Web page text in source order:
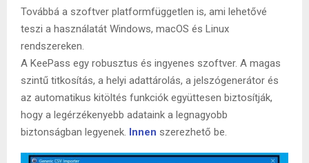
Továbbá a szoftver platformfüggetlen is, ami lehetővé
teszi a használatát Windows, macOS és Linux
rendszereken.
A KeePass egy robusztus és ingyenes szoftver. A magas
szintű titkosítás, a helyi adattárolás, a jelszógenerátor és
az automatikus kitöltés funkciók együttesen biztosítják,
hogy a legérzékenyebb adataink a legnagyobb
biztonságban legyenek. Innen szerezhető be.